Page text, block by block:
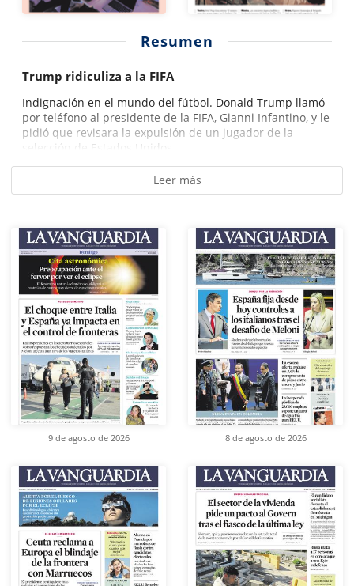
Resumen
Trump ridiculiza a la FIFA
Indignación en el mundo del fútbol. Donald Trump llamó
por teléfono al presidente de la FIFA, Gianni Infantino, y le
pidió que revisara la expulsión de un jugador de la
selección de Estados Unidos...
Leer más
9 de agosto de 2026 8 de agosto de 2026